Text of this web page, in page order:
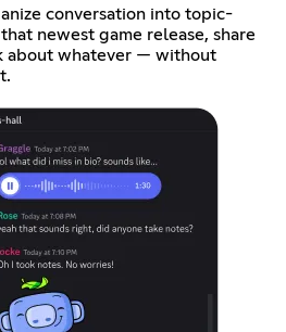
conversation into topic-
newest game release, share
about whatever — without